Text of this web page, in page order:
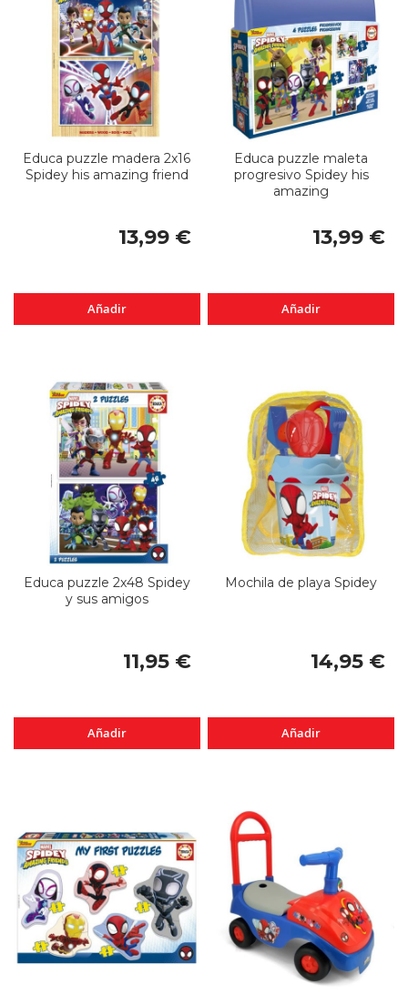
Educa puzzle madera 2x16
Spidey his amazing friend
13,99 €
Añadir
Educa puzzle maleta
progresivo Spidey his
amazing
13,99 €
Añadir
Educa puzzle 2x48 Spidey
y sus amigos
11,95 €
Añadir
Mochila de playa Spidey
14,95 €
Añadir